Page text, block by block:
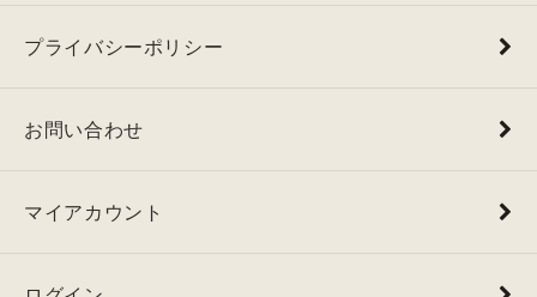
プライバシーポリシー
お問い合わせ
マイアカウント